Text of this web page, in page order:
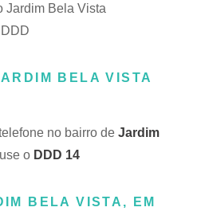
Jardim Bela Vista
BELA VISTA
no bairro de Jardim
o DDD 14
BELA VISTA, EM